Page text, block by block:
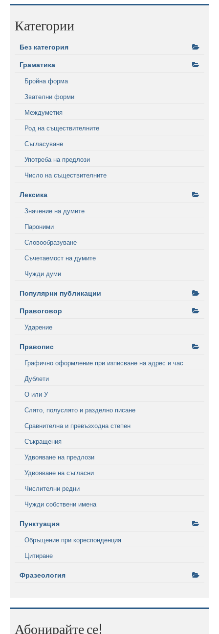
Категории
Без категория
Граматика
Бройна форма
Звателни форми
Междуметия
Род на съществителните
Съгласуване
Употреба на предлози
Число на съществителните
Лексика
Значение на думите
Пароними
Словообразуване
Съчетаемост на думите
Чужди думи
Популярни публикации
Правоговор
Ударение
Правопис
Графично оформление при изписване на адрес и час
Дублети
О или У
Слято, полуслято и разделно писане
Сравнителна и превъзходна степен
Съкращения
Удвояване на предлози
Удвояване на съгласни
Числителни редни
Чужди собствени имена
Пунктуация
Обръщение при кореспонденция
Цитиране
Фразеология
Абонирайте се!